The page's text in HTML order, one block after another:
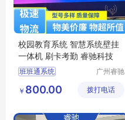
校园教育系统 智慧系统壁挂
一体机 刷卡考勤 睿驰科技
班班通系统
班级打卡报到电子班牌
校园文化建设系统
广州睿驰
公司
￥ 800.00 拨打电话